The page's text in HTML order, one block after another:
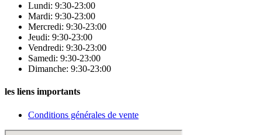
Lundi: 9:30-23:00
Mardi: 9:30-23:00
Mercredi: 9:30-23:00
Jeudi: 9:30-23:00
Vendredi: 9:30-23:00
Samedi: 9:30-23:00
Dimanche: 9:30-23:00
les liens importants
Conditions générales de vente